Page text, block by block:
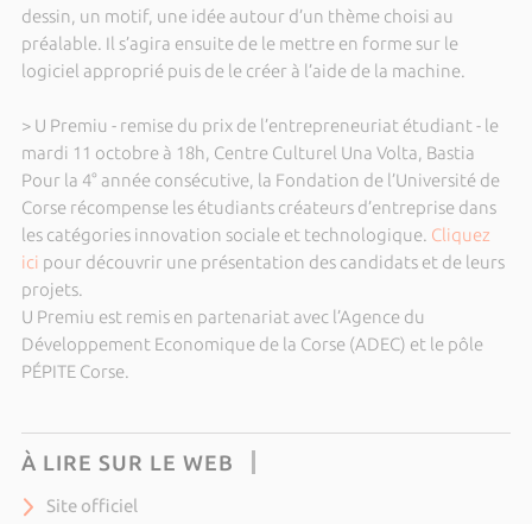
dessin, un motif, une idée autour d’un thème choisi au
préalable. Il s’agira ensuite de le mettre en forme sur le
logiciel approprié puis de le créer à l’aide de la machine.
> U Premiu - remise du prix de l’entrepreneuriat étudiant - le
mardi 11 octobre à 18h, Centre Culturel Una Volta, Bastia
Pour la 4° année consécutive, la Fondation de l’Université de
Corse récompense les étudiants créateurs d’entreprise dans
les catégories innovation sociale et technologique. Cliquez
ici pour découvrir une présentation des candidats et de leurs
projets.
U Premiu est remis en partenariat avec l’Agence du
Développement Economique de la Corse (ADEC) et le pôle
PÉPITE Corse.
À LIRE SUR LE WEB
Site officiel